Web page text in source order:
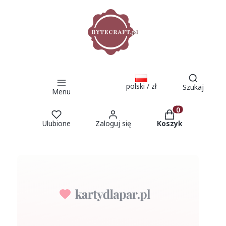
Menu
polski / zł
Otwórz
Szukaj
Ulubione Zaloguj się
Produkty w
Koszyk